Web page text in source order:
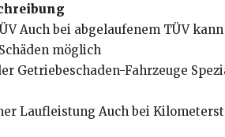
Auch bei abgelaufenem TÜV
möglich
Getriebeschaden-Fahrzeuge
Laufleistung Auch bei